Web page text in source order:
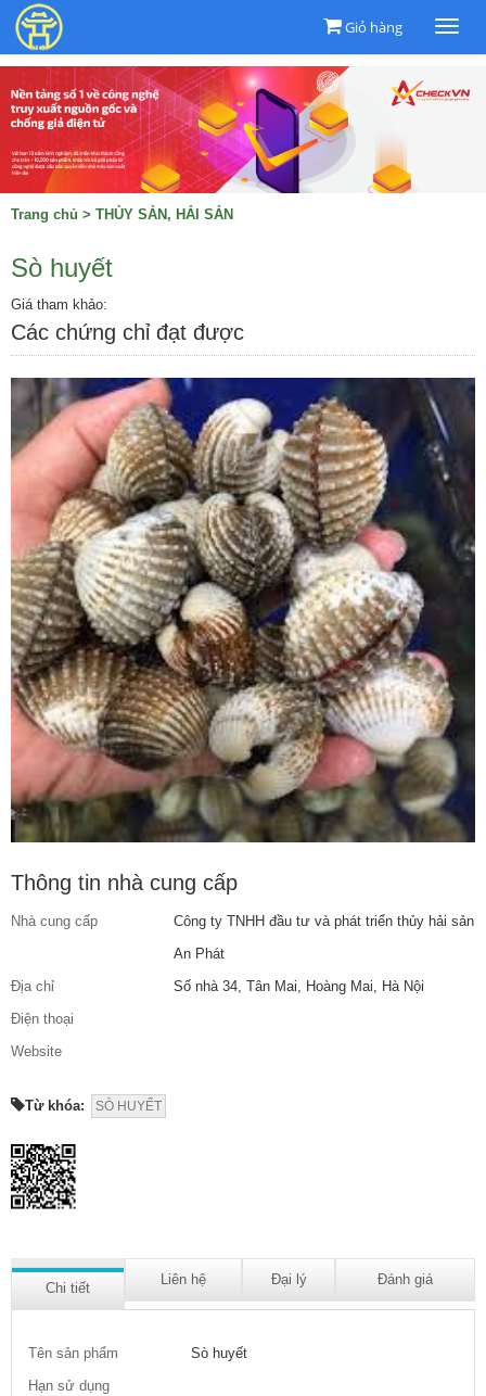
Giỏ hàng
Trang chủ > THỦY SẢN, HẢI SẢN
Sò huyết
Giá tham khảo:
Các chứng chỉ đạt được
Thông tin nhà cung cấp
Nhà cung cấp
Công ty TNHH đầu tư và phát triển thủy hải sản
An Phát
Địa chỉ
Số nhà 34, Tân Mai, Hoàng Mai, Hà Nội
Điện thoại
Website
Từ khóa: SÒ HUYẾT
Chi tiết
Liên hệ Đại lý Đánh giá
Tên sản phẩm
Sò huyết
Hạn sử dụng